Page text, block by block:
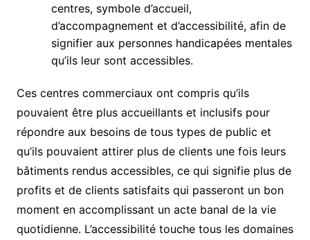
centres, symbole d’accueil,
d’accompagnement et d’accessibilité, afin de
signifier aux personnes handicapées mentales
qu’ils leur sont accessibles.
Ces centres commerciaux ont compris qu’ils
pouvaient être plus accueillants et inclusifs pour
répondre aux besoins de tous types de public et
qu’ils pouvaient attirer plus de clients une fois leurs
bâtiments rendus accessibles, ce qui signifie plus de
profits et de clients satisfaits qui passeront un bon
moment en accomplissant un acte banal de la vie
quotidienne. L’accessibilité touche tous les domaines